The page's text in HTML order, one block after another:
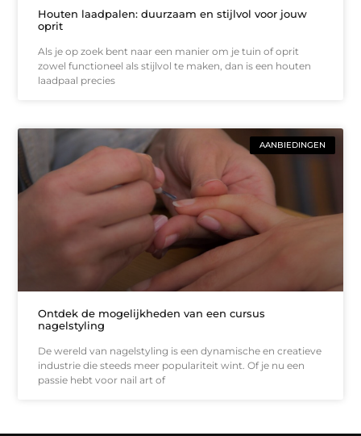
Houten laadpalen: duurzaam en stijlvol voor jouw
oprit
Als je op zoek bent naar een manier om je tuin of oprit
zowel functioneel als stijlvol te maken, dan is een houten
laadpaal precies
AANBIEDINGEN
Ontdek de mogelijkheden van een cursus
nagelstyling
De wereld van nagelstyling is een dynamische en creatieve
industrie die steeds meer populariteit wint. Of je nu een
passie hebt voor nail art of